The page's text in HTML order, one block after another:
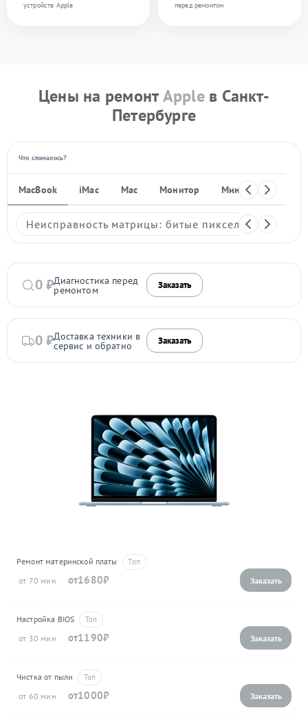
устройств Apple
перед ремонтом
Цены на ремонтAppleв Санкт-
Петербурге
Что сломалось?
MacBook iMac Mac Монитор Мини ПК
Неисправность матрицы: битые пиксели,
0 ₽Диагностика перед
ремонтом Заказать
0 ₽Доставка техники в
сервис и обратно Заказать
Ремонт материнской платы
70
1680
Настройка BIOS
30
1190
Чистка от пыли
60
1000